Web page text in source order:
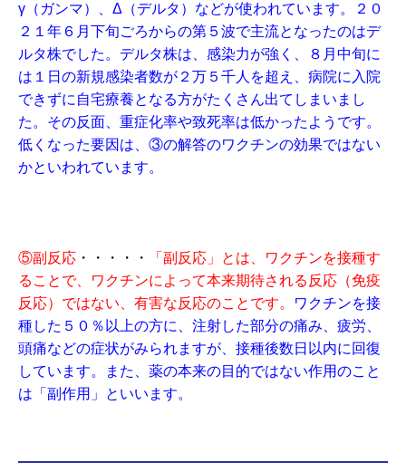
γ（ガンマ）、Δ（デルタ）などが使われています。２０
２１年６月下旬ごろからの第５波で主流となったのはデ
ルタ株でした。デルタ株は、感染力が強く、８月中旬に
は１日の新規感染者数が２万５千人を超え、病院に入院
できずに自宅療養となる方がたくさん出てしまいまし
た。その反面、重症化率や致死率は低かったようです。
低くなった要因は、③の解答のワクチンの効果ではない
かといわれています。
⑤副反応 ・・・・・
「副反応」とは、ワクチンを接種す
ることで、ワクチンによって本来期待される反応（免疫
反応）ではない、有害な反応のことです。
ワクチンを接
種した５０％以上の方に、注射した部分の痛み、疲労、
頭痛などの症状がみられますが、接種後数日以内に回復
しています。また、薬の本来の目的ではない作用のこと
は「副作用」といいます。